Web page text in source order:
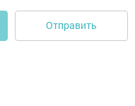
Отправить